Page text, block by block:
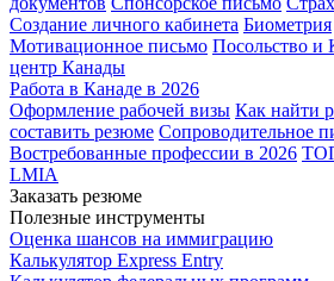
Создание личного кабинета Биометрия
Мотивационное письмо Посольство и
центр Канады
Работа в Канаде в 2026
Оформление рабочей визы Как найти
составить резюме Сопроводительное
Востребованные профессии в 2026
LMIA
Заказать резюме
Полезные инструменты
Оценка шансов на иммиграцию
Калькулятор Express Entry